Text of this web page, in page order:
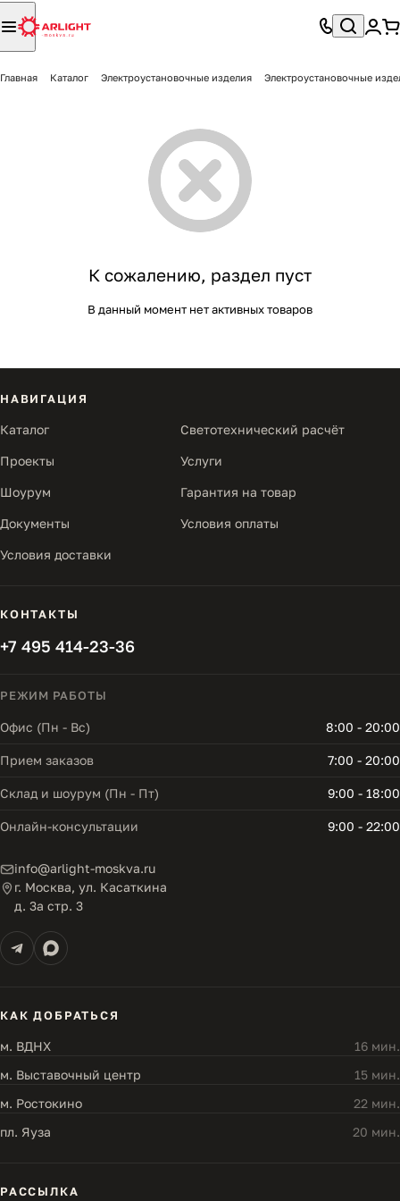
Главная Каталог Электроустановочные изделия Электроустановочные
К сожалению, раздел пуст
В данный момент нет активных товаров
НАВИГАЦИЯ
Каталог Светотехнический расчёт
Проекты Услуги
Шоурум Гарантия на товар
Документы Условия оплаты
Условия доставки
КОНТАКТЫ
+7 495 414-23-36
РЕЖИМ РАБОТЫ
Офис (Пн - Вс) 8:00 - 20:00
Прием заказов 7:00 - 20:00
Склад и шоурум (Пн - Пт) 9:00 - 18:00
Онлайн-консультации 9:00 - 22:00
info@arlight-moskva.ru
г. Москва, ул. Касаткина
д. 3а стр. 3
КАК ДОБРАТЬСЯ
м. ВДНХ
16 мин.
м. Выставочный центр
15 мин.
м. Ростокино
22 мин.
пл. Яуза
20 мин.
РАССЫЛКА